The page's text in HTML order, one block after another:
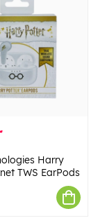
Harry
TWS EarPods